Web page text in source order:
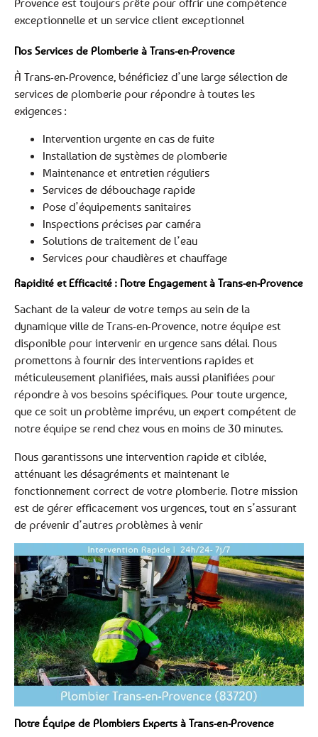
exceptionnelle et un service client exceptionnel
Nos Services de Plomberie à Trans-en-Provence
À Trans-en-Provence, bénéficiez d’une large sélection de
services de plomberie pour répondre à toutes les
exigences :
Intervention urgente en cas de fuite
Installation de systèmes de plomberie
Maintenance et entretien réguliers
Services de débouchage rapide
Pose d’équipements sanitaires
Inspections précises par caméra
Solutions de traitement de l’eau
Services pour chaudières et chauffage
Rapidité et Efficacité : Notre Engagement à Trans-en-Provence
Sachant de la valeur de votre temps au sein de la
dynamique ville de Trans-en-Provence, notre équipe est
disponible pour intervenir en urgence sans délai. Nous
promettons à fournir des interventions rapides et
méticuleusement planifiées, mais aussi planifiées pour
répondre à vos besoins spécifiques. Pour toute urgence,
que ce soit un problème imprévu, un expert compétent de
notre équipe se rend chez vous en moins de 30 minutes.
Nous garantissons une intervention rapide et ciblée,
atténuant les désagréments et maintenant le
fonctionnement correct de votre plomberie. Notre mission
est de gérer efficacement vos urgences, tout en s’assurant
de prévenir d’autres problèmes à venir
Notre Équipe de Plombiers Experts à Trans-en-Provence